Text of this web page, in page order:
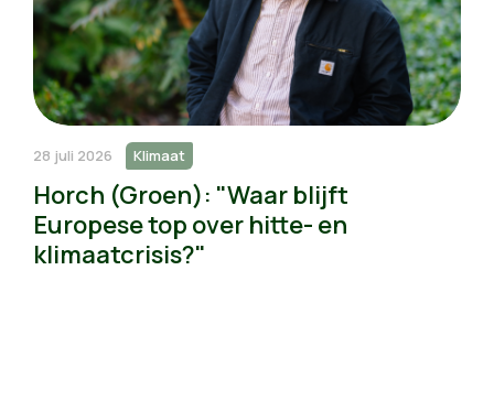
28 juli 2026 Klimaat
Horch (Groen): "Waar blijft
Europese top over hitte- en
klimaatcrisis?"